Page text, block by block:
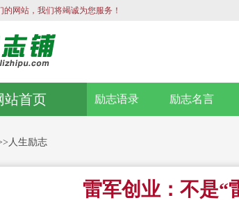
网站，我们将竭诚为您服务！
励志语录 励志名言
站首页
人生励志
雷军创业：不是“